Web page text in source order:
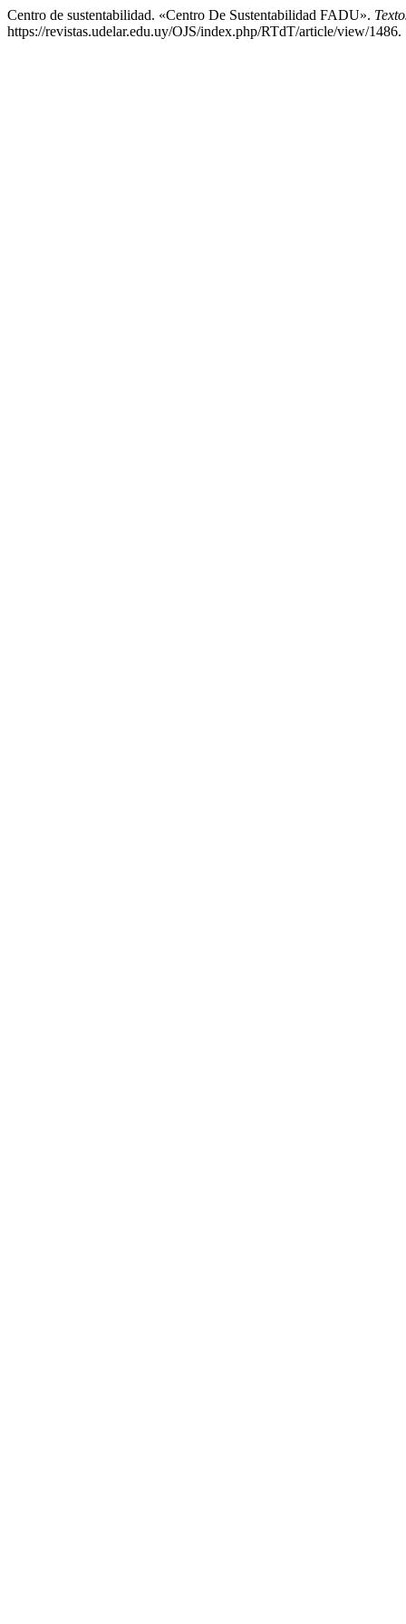
Centro de sustentabilidad. «Centro De Sustentabilidad FADU».
https://revistas.udelar.edu.uy/OJS/index.php/RTdT/article/view/1486.